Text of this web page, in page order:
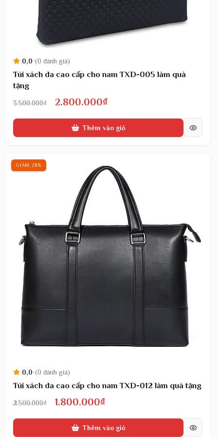
0,0•(0 đánh giá)
Túi xách da cao cấp cho nam TXD-005 làm quà
tặng
3.500.000₫
Giá
gốc
2.800.000₫Giá
hiện
tại
2.800.000₫.
Thêm vào giỏ
GIẢM 28%
0,0•(0 đánh giá)
Túi xách da cao cấp cho nam TXD-012 làm quà tặng
2.500.000₫
Giá
gốc
1.800.000₫Giá
hiện
tại
Thêm vào giỏ